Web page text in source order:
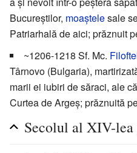
Bucureștilor, moaștelesale
Patriarhală de aici; prăznuit
~1206-1218 Sf. Mc.
Târnovo (Bulgaria),
marii ei iubiri de săraci, ale
Curtea de Argeș; prăznuită
Secolul al XIV-lea